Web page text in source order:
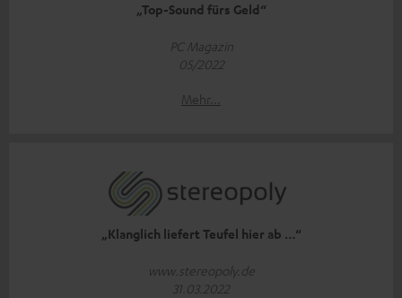
„Top-Sound fürs Geld“
PC Magazin
05/2022
Mehr...
„Klanglich liefert Teufel hier ab …“
www.stereopoly.de
31.03.2022